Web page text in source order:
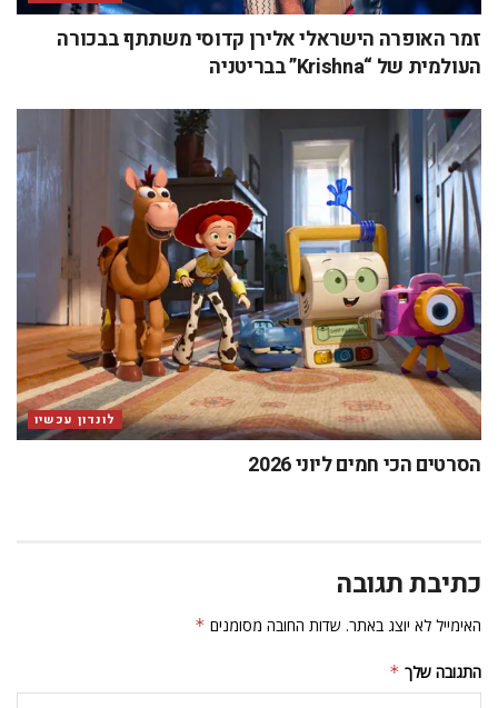
זמר האופרה הישראלי אלירן קדוסי משתתף בבכורה
העולמית של “Krishna” בבריטניה
לונדון עכשיו
הסרטים הכי חמים ליוני 2026
כתיבת תגובה
האימייל לא יוצג באתר. שדות החובה מסומנים *
התגובה שלך *